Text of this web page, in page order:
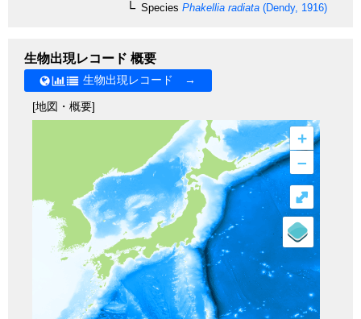
Species Phakellia radiata (Dendy, 1916)
生物出現レコード 概要
生物出現レコード →
[地図・概要]
+
–
⤢